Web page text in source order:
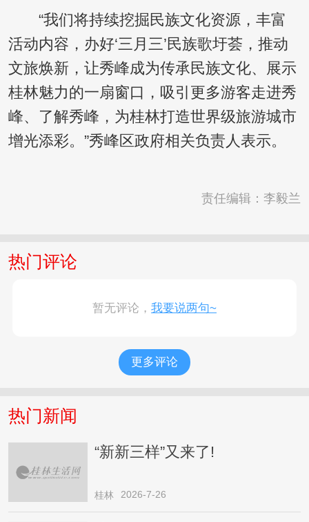
“我们将持续挖掘民族文化资源，丰富
活动内容，办好‘三月三’民族歌圩荟，推动
文旅焕新，让秀峰成为传承民族文化、展示
桂林魅力的一扇窗口，吸引更多游客走进秀
峰、了解秀峰，为桂林打造世界级旅游城市
增光添彩。”秀峰区政府相关负责人表示。
责任编辑：李毅兰
热门评论
暂无评论， 我要说两句~
更多评论
热门新闻
“新新三样”又来了!
桂林 2026-7-26